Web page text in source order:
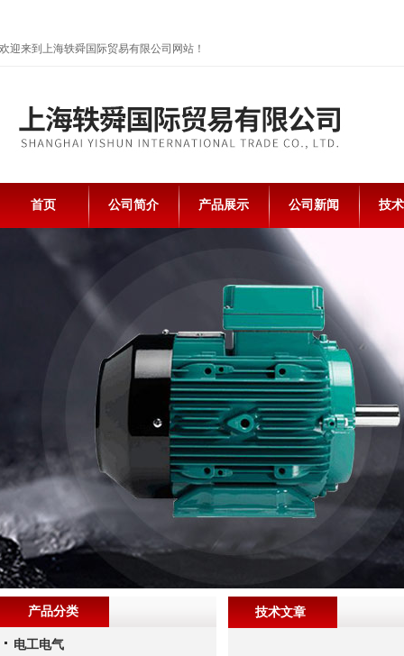
欢迎来到上海轶舜国际贸易有限公司网站！
首页 公司简介 产品展示 公司新闻 技
技术文章
产品分类
电工电气